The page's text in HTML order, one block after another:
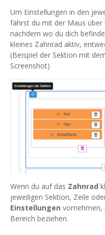
Um Einstellungen in den
fährst du mit der Maus über
nachdem wo du dich
kleines Zahnrad aktiv,
(Beispiel der Sektion mit
Screenshot)
Wenn du auf das Zahnrad
jeweiligen Sektion, Zeile
Einstellungen vornehmen,
Bereich beziehen.